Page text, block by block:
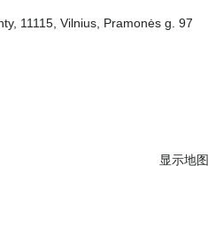
11115, Vilnius, Pramonės g. 97
显示地图